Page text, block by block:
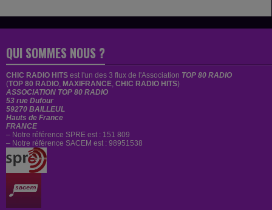
QUI SOMMES NOUS ?
CHIC RADIO HITS est l'un des 3 flux de l'Association TOP 80 RADIO
(TOP 80 RADIO, MAXIFRANCE, CHIC RADIO HITS)
ASSOCIATION TOP 80 RADIO
53 rue Dufour
59270 BAILLEUL
Hauts de France
FRANCE
– Notre référence SPRE est : 151 809
– Notre référence SACEM est : 98951538